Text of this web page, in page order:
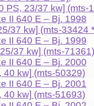
PS, 23/37 kw] (mts-
II 640 E – Bj. 1998
37 kw] (mts-33424
II 640 E – Bj. 1999
37 kw] (mts-71361)
II 640 E – Bj. 2000
40 kw] (mts-50329)
II 640 E – Bj. 2001
40 kw] (mts-51693)